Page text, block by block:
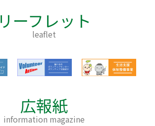
リーフレット
leaflet
広報紙
information magazine